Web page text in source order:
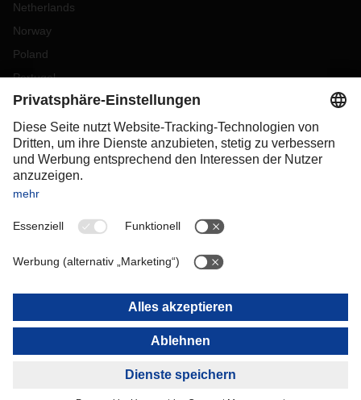
Netherlands
Norway
Poland
Portugal
Romania
Slovakia
Spain
Sweden
Switzerland
OCEANIA